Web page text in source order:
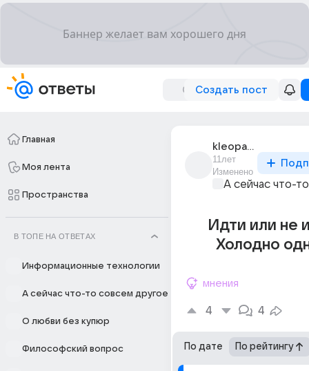
Создать пост
Главная
Моя лента
Пространства
В ТОПЕ НА ОТВЕТАХ
Информационные технологии
А сейчас что-то совсем другое
О любви без купюр
Философский вопрос
kleopatra_802
11лет
Изменено
А сейчас что-
Идти или не
Холодно
мнения
4 4
По дате По рейтингу